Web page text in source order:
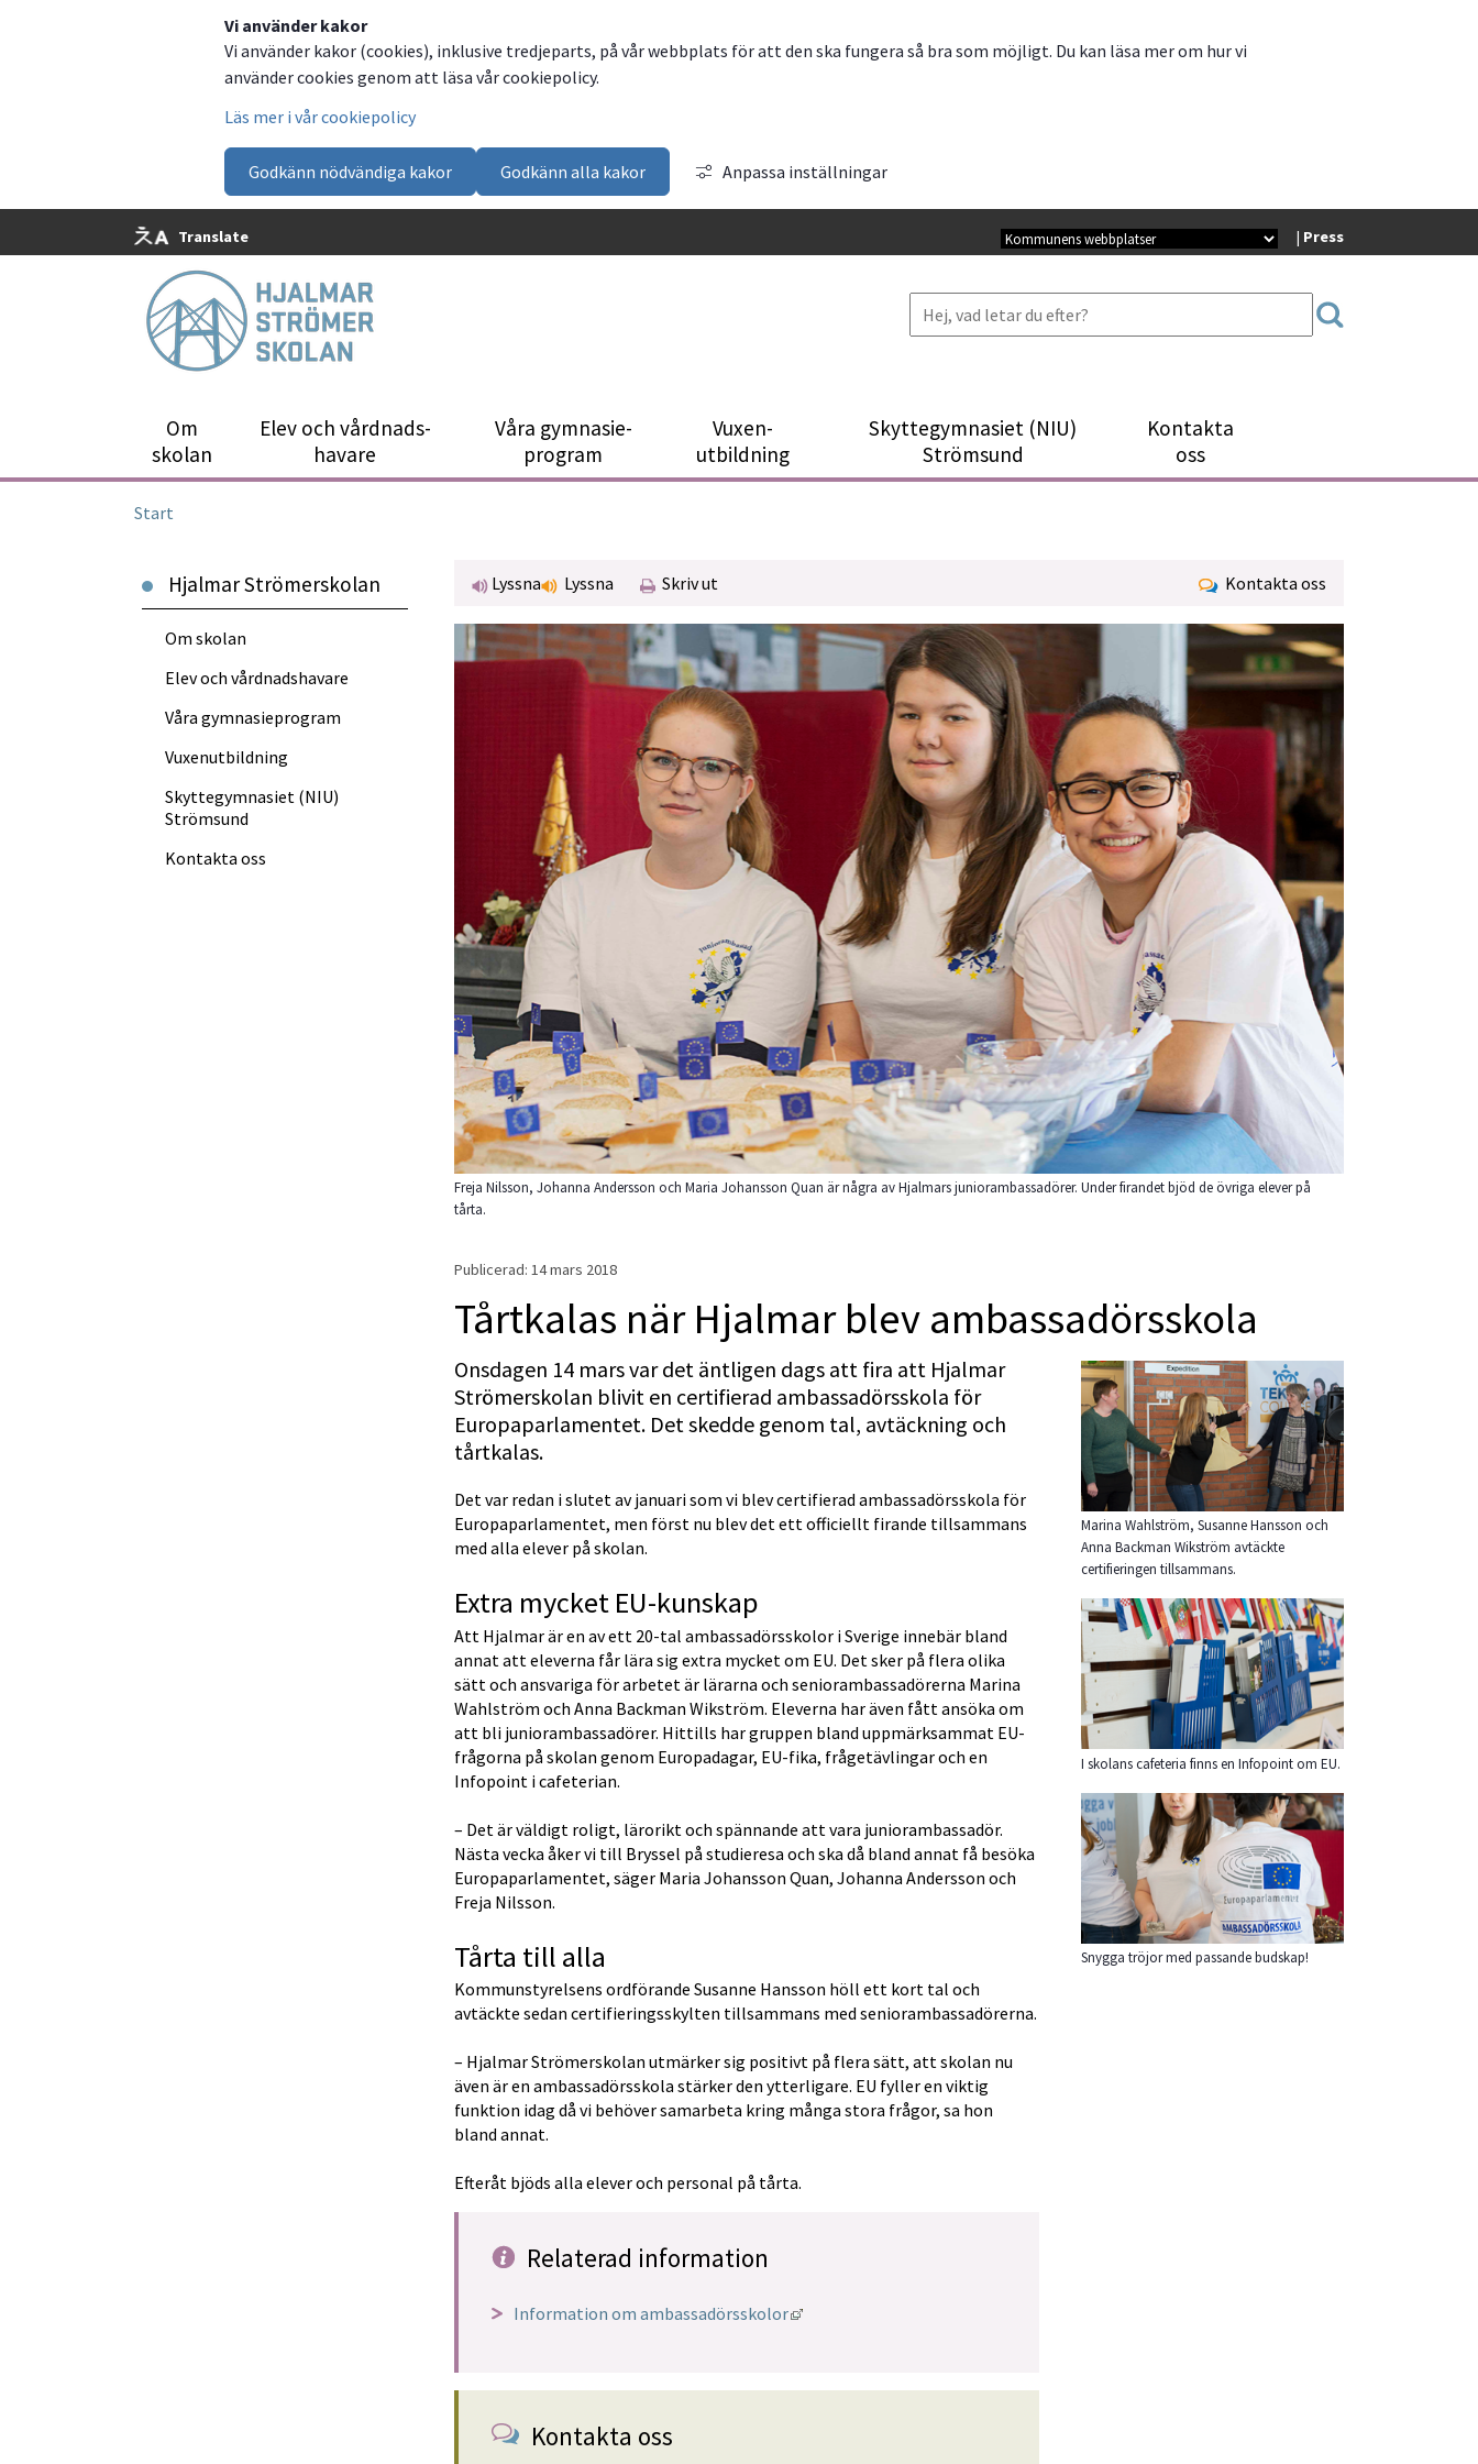
Vi använder kakor
Vi använder kakor (cookies), inklusive tredjeparts, på vår webbplats för att den ska fungera så bra som möjligt. Du kan läsa mer om hur vi
använder cookies genom att läsa vår cookiepolicy.
Läs mer i vår cookiepolicy
Godkänn nödvändiga kakor Godkänn alla kakor Anpassa inställningar
Translate | Press
Kommunala webbplatser
Om
skolan
Elev och vårdnads­
havare
Våra gymnasie­
program
Vuxen­
utbildning
Skytte­gymnasiet (NIU)
Strömsund
Kontakta
oss
Start
Lyssna Lyssna Skriv ut Kontakta oss
Freja Nilsson, Johanna Andersson och Maria Johansson Quan är några av Hjalmars juniorambassadörer. Under firandet bjöd de övriga elever på
tårta.
Publicerad: 14 mars 2018
Tårtkalas när Hjalmar blev ambassadörsskola
Onsdagen 14 mars var det äntligen dags att fira att Hjalmar
Strömerskolan blivit en certifierad ambassadörsskola för
Europaparlamentet. Det skedde genom tal, avtäckning och
tårtkalas.
Det var redan i slutet av januari som vi blev certifierad ambassadörsskola för
Europaparlamentet, men först nu blev det ett officiellt firande tillsammans
med alla elever på skolan.
Extra mycket EU-kunskap
Att Hjalmar är en av ett 20-tal ambassadörsskolor i Sverige innebär bland
annat att eleverna får lära sig extra mycket om EU. Det sker på flera olika
sätt och ansvariga för arbetet är lärarna och seniorambassadörerna Marina
Wahlström och Anna Backman Wikström. Eleverna har även fått ansöka om
att bli juniorambassadörer. Hittills har gruppen bland uppmärksammat EU-
frågorna på skolan genom Europadagar, EU-fika, frågetävlingar och en
Infopoint i cafeterian.
– Det är väldigt roligt, lärorikt och spännande att vara juniorambassadör.
Nästa vecka åker vi till Bryssel på studieresa och ska då bland annat få besöka
Europaparlamentet, säger Maria Johansson Quan, Johanna Andersson och
Freja Nilsson.
Tårta till alla
Kommunstyrelsens ordförande Susanne Hansson höll ett kort tal och
avtäckte sedan certifieringsskylten tillsammans med seniorambassadörerna.
– Hjalmar Strömerskolan utmärker sig positivt på flera sätt, att skolan nu
även är en ambassadörsskola stärker den ytterligare. EU fyller en viktig
funktion idag då vi behöver samarbeta kring många stora frågor, sa hon
bland annat.
Efteråt bjöds alla elever och personal på tårta.
Relaterad information
Information om ambassadörsskolor Länk till annan webbplats, öppnas i nytt fönster.
Marina Wahlström, Susanne Hansson och
Anna Backman Wikström avtäckte
certifieringen tillsammans.
I skolans cafeteria finns en Infopoint om EU.
Snygga tröjor med passande budskap!
Kontakta oss
Hjalmar Strömerskolan
Om skolan
Elev och vårdnads­havare
Våra gymnasie­program
Vuxen­utbildning
Skytte­gymnasiet (NIU)
Strömsund
Kontakta oss